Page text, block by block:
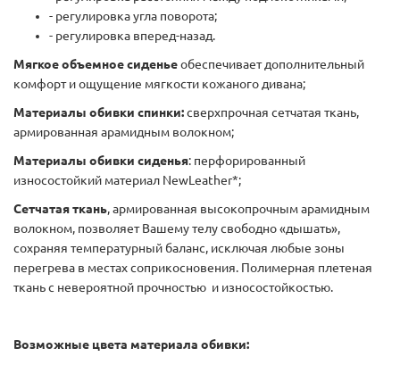
- регулировка угла поворота;
- регулировка вперед-назад.
Мягкое объемное сиденьеобеспечивает дополнительный
комфорт и ощущение мягкости кожаного дивана;
Материалы обивки спинки:сверхпрочная сетчатая ткань,
армированная арамидным волокном;
Материалы обивки сиденья: перфорированный
износостойкий материал NewLeather*;
Сетчатая ткань, армированная высокопрочным арамидным
волокном, позволяет Вашему телу свободно «дышать»,
сохраняя температурный баланс, исключая любые зоны
перегрева в местах соприкосновения. Полимерная плетеная
ткань с невероятной прочностью и износостойкостью.
Возможные цвета материала обивки: